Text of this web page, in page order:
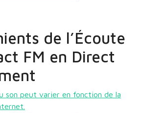
de l’Écoute
FM en Direct
son peut varier en fonction de la